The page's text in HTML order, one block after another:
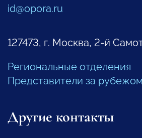
id@opora.ru
127473, г. Москва, 2-й
Региональные отделения
Представители за рубежом
Другие контакты